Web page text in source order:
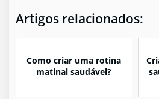
Artigos relacionados:
Como criar uma rotina
matinal saudável?